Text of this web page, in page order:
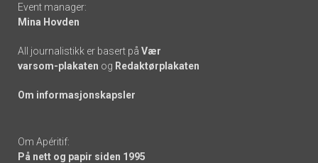
Event manager:
Mina Hovden
All journalistikk er basert på Vær
varsom-plakaten og Redaktørplakaten
Om informasjonskapsler
Om Apéritif:
På nett og papir siden 1995